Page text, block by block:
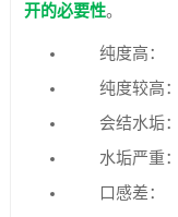
开的必要性。
纯度高
纯度较高
会结水垢
水垢严重
口感差